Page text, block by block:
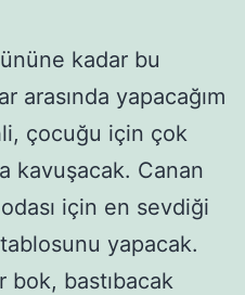
kadar bu
arasında yapacağım
çocuğu için çok
kavuşacak. Canan
için en sevdiği
yapacak.
bok, bastıbacak